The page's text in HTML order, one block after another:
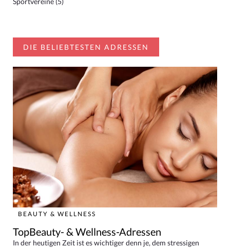
DIE BELIEBTESTEN ADRESSEN
BEAUTY & WELLNESS
TopBeauty- & Wellness-Adressen
In der heutigen Zeit ist es wichtiger denn je, dem stressigen